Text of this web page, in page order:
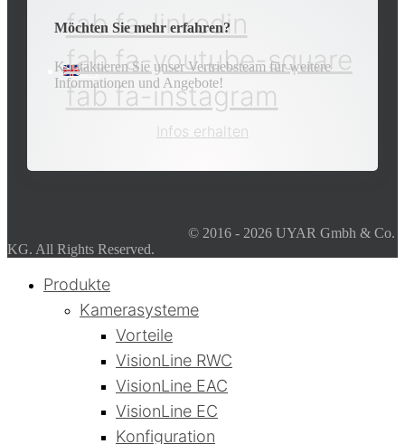
EN
fab fa-linkedin
fab fa-youtube-square
fab fa-instagram
Möchten Sie mehr erfahren?
Kontaktieren Sie unser Vertriebsteam für weitere
Informationen und Angebote!
Infos erhalten
© 2016 - 2026 UYAR Gmbh & Co.
KG. All Rights Reserved.
Produkte
Kamerasysteme
Vorteile
VisionLine RWC
VisionLine EAC
VisionLine EC
Konfiguration